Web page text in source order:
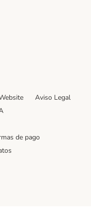
Aviso Legal
de pago